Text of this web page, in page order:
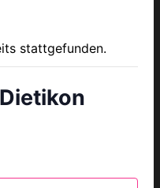
stattgefunden.